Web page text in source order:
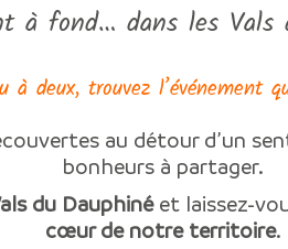
à fond… dans les
deux, trouvez l’événement
au détour d’un
bonheurs à partager.
du Dauphinéet laissez-
cœur de notre territoire.